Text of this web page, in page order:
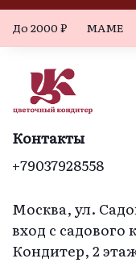
До 2000 ₽ МАМЕ
Контакты
+79037928558
Москва, ул.
вход с
Кондитер, 2